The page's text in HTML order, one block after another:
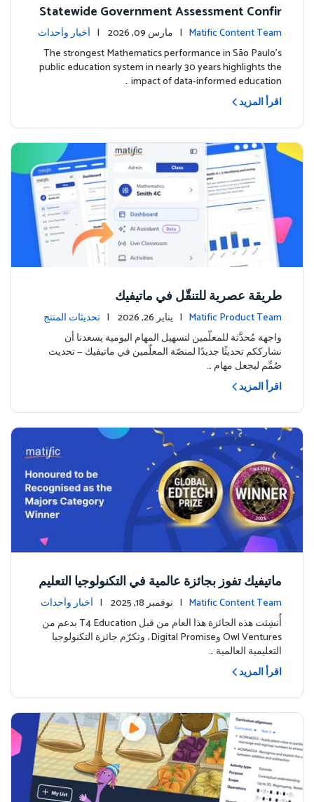
Statewide Government Assessment Confir
Math Achievement
Matific Content Team | مارس 09, 2026 |
أخبار وأحداث
The strongest Mathematics performance in São Paulo’s
public education system in nearly 30 years highlights the
impact of data-informed education …
اقرأ المزيد
طريقة عصرية للتنقّل في ماتيفيك
Matific Product Team | يناير 26, 2026 |
تحديثات المنتج
واجهة مُحدَّثة للمعلّمين لتسهيل المهام اليومية يسعدنا أن
نشارككم تحديثًا جديدًا لمنصّة المعلّمين في ماتيفيك — تحديث
صُمِّم ليجعل مهام …
اقرأ المزيد
ماتيفيك تفوز بجائزة عالمية في التكنولوجيا التعليم
ية: إنجاز بارز في تعليم الرياضيات الرقمي
Matific Content Team | نوفمبر 18, 2025 |
أخبار وأحداث
أُنشِئت هذه الجائزة هذا العام من قبل T4 Education بدعم من
Owl Ventures وDigital Promise، وتكرّم جائزة التكنولوجيا
التعليمية العالمية …
اقرأ المزيد